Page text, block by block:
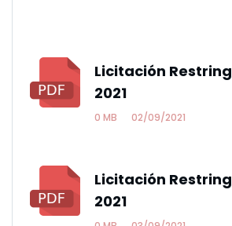
Licitación
2021
0 MB 02/09/2021
Licitación
2021